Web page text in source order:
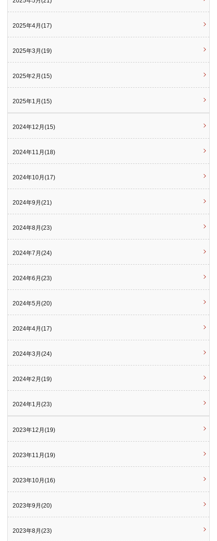
2025年4月(17)
2025年3月(19)
2025年2月(15)
2025年1月(15)
2024年12月(15)
2024年11月(18)
2024年10月(17)
2024年9月(21)
2024年8月(23)
2024年7月(24)
2024年6月(23)
2024年5月(20)
2024年4月(17)
2024年3月(24)
2024年2月(19)
2024年1月(23)
2023年12月(19)
2023年11月(19)
2023年10月(16)
2023年9月(20)
2023年8月(23)